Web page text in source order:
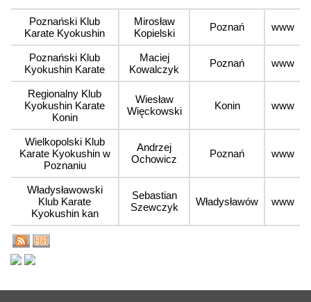
Poznański Klub
Karate Kyokushin
Mirosław
Kopielski
Poznań www
Poznański Klub
Kyokushin Karate
Maciej
Kowalczyk
Poznań www
Regionalny Klub
Kyokushin Karate
Konin
Wiesław
Więckowski
Konin www
Wielkopolski Klub
Karate Kyokushin w
Poznaniu
Andrzej
Ochowicz
Poznań www
Władysławowski
Klub Karate
Kyokushin kan
Sebastian
Szewczyk
Władysławów www